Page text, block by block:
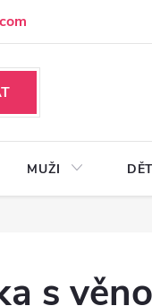
MUŽI
s